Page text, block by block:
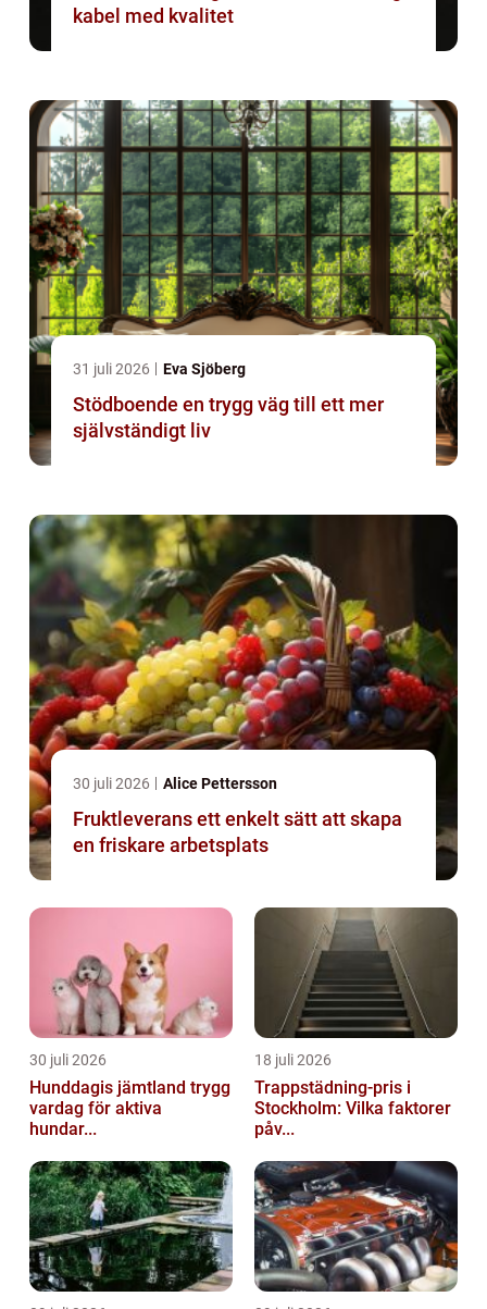
kabel med kvalitet
31 juli 2026 Eva Sjöberg
Stödboende en trygg väg till ett mer
självständigt liv
30 juli 2026 Alice Pettersson
Fruktleverans ett enkelt sätt att skapa
en friskare arbetsplats
30 juli 2026
Hunddagis jämtland trygg
vardag för aktiva
hundar...
18 juli 2026
Trappstädning-pris i
Stockholm: Vilka faktorer
påv...